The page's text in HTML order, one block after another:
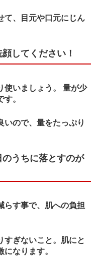
て、目元や口元にじん
してください！
使いましょう。 量が少
。
いので、量をたっぷり
うちに落とすのが
らす事で、肌への負担
すぎないこと。肌にと
なります。